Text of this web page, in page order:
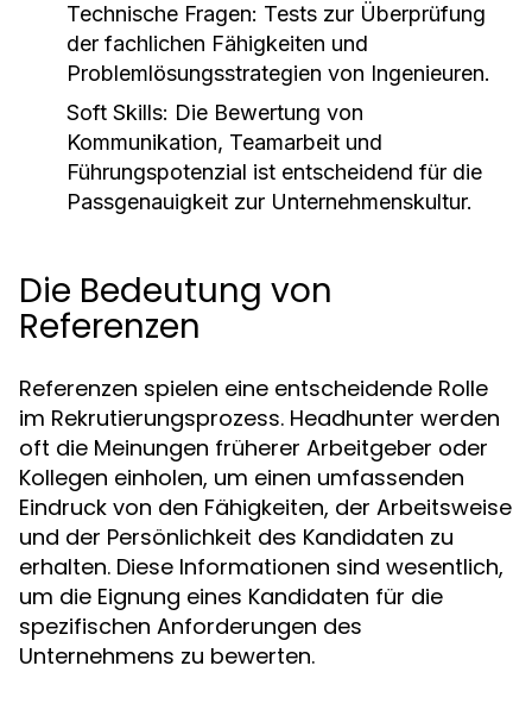
Technische Fragen: Tests zur Überprüfung
der fachlichen Fähigkeiten und
Problemlösungsstrategien von Ingenieuren.
Soft Skills: Die Bewertung von
Kommunikation, Teamarbeit und
Führungspotenzial ist entscheidend für die
Passgenauigkeit zur Unternehmenskultur.
Die Bedeutung von
Referenzen
Referenzen spielen eine entscheidende Rolle
im Rekrutierungsprozess. Headhunter werden
oft die Meinungen früherer Arbeitgeber oder
Kollegen einholen, um einen umfassenden
Eindruck von den Fähigkeiten, der Arbeitsweise
und der Persönlichkeit des Kandidaten zu
erhalten. Diese Informationen sind wesentlich,
um die Eignung eines Kandidaten für die
spezifischen Anforderungen des
Unternehmens zu bewerten.